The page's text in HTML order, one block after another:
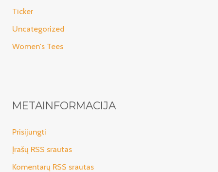
Ticker
Uncategorized
Women's Tees
METAINFORMACIJA
Prisijungti
Įrašų RSS srautas
Komentarų RSS srautas